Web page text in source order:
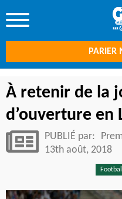
À retenir de la
d’ouverture en
PUBLIÉ par:
13th août, 2018